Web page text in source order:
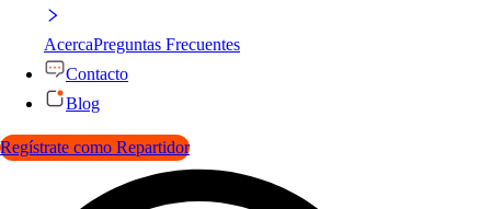
AcercaPreguntas Frecuentes
Contacto
Blog
Regístrate como Repartidor